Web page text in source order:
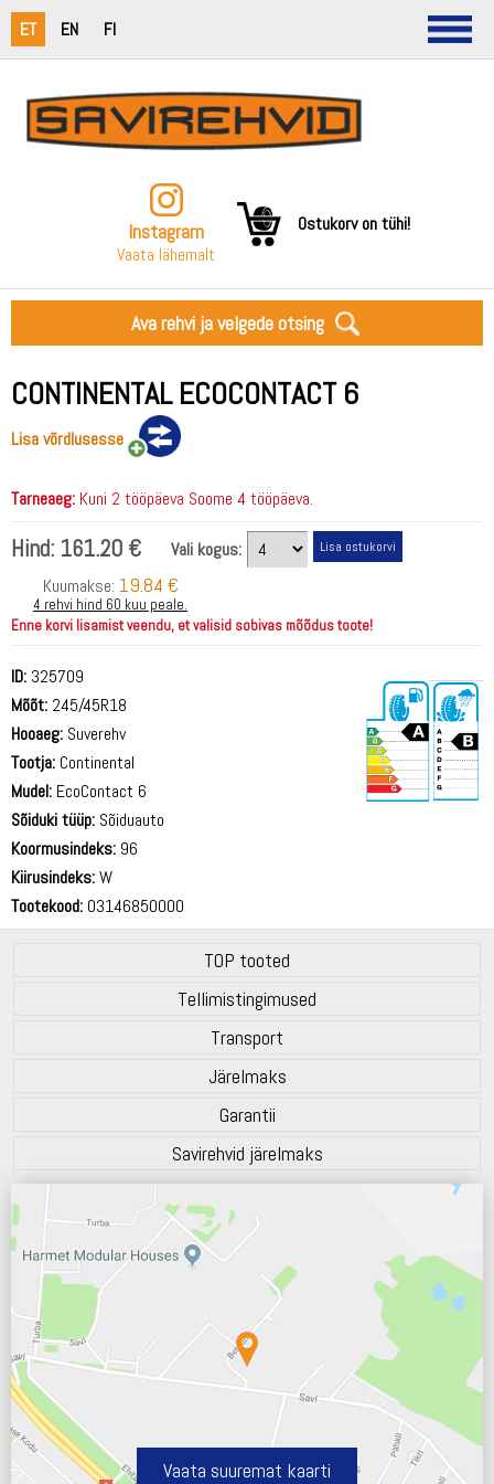
ET EN FI
Instagram
Vaata lähemalt
Ostukorv on tühi!
Ava rehvi ja velgede otsing
CONTINENTAL ECOCONTACT 6
Lisa võrdlusesse
Tarneaeg: Kuni 2 tööpäeva Soome 4 tööpäeva.
Hind: 161.20 €
Vali kogus:
Kuumakse: 19.84 €
4 rehvi hind 60 kuu peale.
Enne korvi lisamist veendu, et valisid sobivas mõõdus toote!
ID: 325709
Mõõt: 245/45R18
Hooaeg: Suverehv
Tootja: Continental
Mudel: EcoContact 6
Sõiduki tüüp: Sõiduauto
Koormusindeks: 96
Kiirusindeks:W
Tootekood: 03146850000
TOP tooted
Tellimistingimused
Transport
Järelmaks
Garantii
Savirehvid järelmaks
Vaata suuremat kaarti